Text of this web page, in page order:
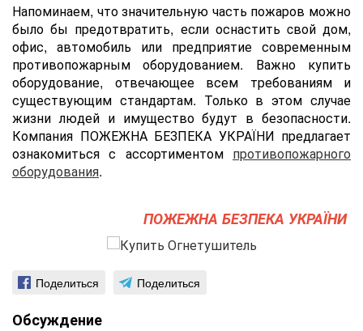
Напоминаем, что значительную часть пожаров можно
было бы предотвратить, если оснастить cвой дом,
офис, автомобиль или предприятие современным
противопожарным оборудованием. Важно купить
оборудование, отвечающее всем требованиям и
существующим стандартам. Только в этом случае
жизни людей и имущество будут в безопасности.
Компания ПОЖЕЖНА БЕЗПЕКА УКРАЇНИ предлагает
ознакомиться с ассортиментом противопожарного
оборудования.
ПОЖЕЖНА БЕЗПЕКА УКРАЇНИ
Поделиться Поделиться
Обсуждение